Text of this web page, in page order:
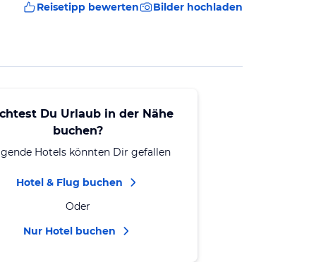
Reisetipp bewerten Bilder hochladen
Du Urlaub in der Nähe
buchen?
Hotels könnten Dir gefallen
Hotel & Flug buchen
Oder
Nur Hotel buchen